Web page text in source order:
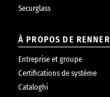
Securglass
À PROPOS DE RENNER
Entreprise et groupe
Certifications de système
Cataloghi